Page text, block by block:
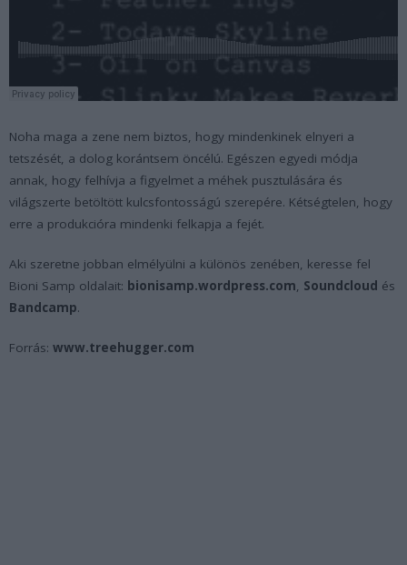
Noha maga a zene nem biztos, hogy mindenkinek elnyeri a
tetszését, a dolog korántsem öncélú. Egészen egyedi módja
annak, hogy felhívja a figyelmet a méhek pusztulására és
világszerte betöltött kulcsfontosságú szerepére. Kétségtelen, hogy
erre a produkcióra mindenki felkapja a fejét.
Aki szeretne jobban elmélyülni a különös zenében, keresse fel
Bioni Samp oldalait: bionisamp.wordpress.com, Soundcloud és
Bandcamp.
Forrás: www.treehugger.com